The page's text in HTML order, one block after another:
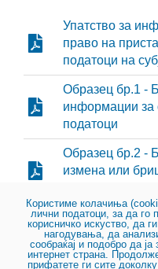
Упатство за
право на
податоци на
Образец бр.1 -
информации за
податоци
Образец бр.2 -
измена или
Образец бр.3 -
обработката на
Користиме колачиња
лични податоци, за да го
корисничко искуство, да
нагодувања, да
сообраќај и подобро да
интернет страна.
прифатете ги сите